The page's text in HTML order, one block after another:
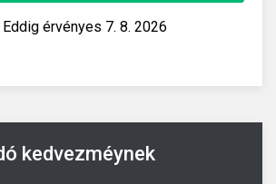
Eddig érvényes 7. 8. 2026
kedvezméynek